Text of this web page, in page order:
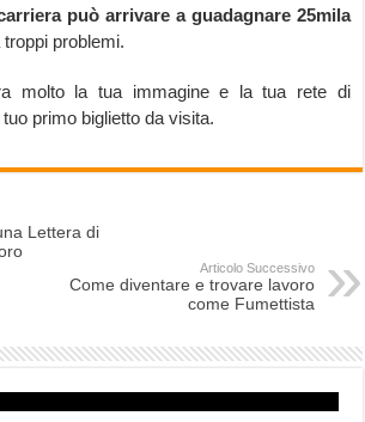
può arrivare a guadagnare 25mila
troppi problemi.
molto la tua immagine e la tua rete di
primo biglietto da visita.
Lettera di
Articolo Successivo
Come diventare e trovare lavoro
come Fumettista